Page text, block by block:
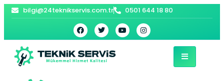
bilgi@24teknikservis.com.tr 0501 644 18 80